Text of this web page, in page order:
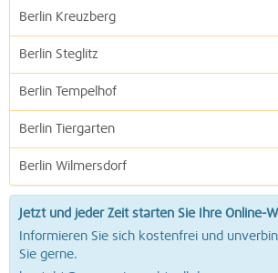
Berlin Kreuzberg
Berlin Steglitz
Berlin Tempelhof
Berlin Tiergarten
Berlin Wilmersdorf
Jetzt und jeder Zeit starten Sie Ihre Online-
Informieren Sie sich kostenfrei und
Sie gerne.